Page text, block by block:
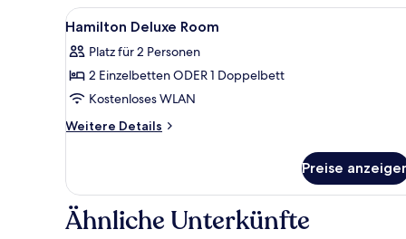
Alle
Fotos
für
Hamilton
Deluxe
Room
Zimmersafe, Schreibtisch,
4
Hamilton Deluxe Room
Platz für 2 Personen
2 Einzelbetten ODER 1 Doppelbett
Kostenloses WLAN
Weitere Details
Weitere
Deluxe
Room
Preise
Ähnliche Unterkünfte